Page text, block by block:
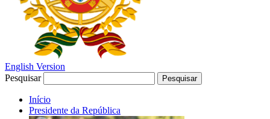
English Version
Pesquisar
Pesquisar
Início
Presidente da República